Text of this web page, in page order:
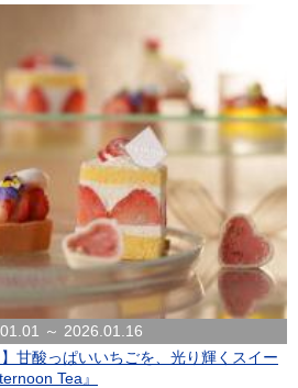
～ 2026.01.16
甘酸っぱいいちごを、光り輝くスイー
Tea』